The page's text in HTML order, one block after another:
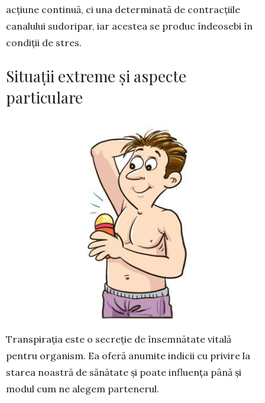
acțiune con­tinuă, ci una determinată de contracțiile
canalului sudoripar, iar acestea se produc îndeosebi în
con­diții de stres.
Situații extreme și aspecte
particulare
Transpirația este o secreție de însemnătate vitală
pentru organism. Ea oferă anumite indicii cu privire la
starea noastră de sănătate și poate influența până și
modul cum ne alegem parte­nerul.